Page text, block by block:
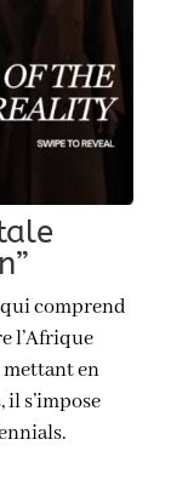
qui comprend
l’Afrique
mettant en
s’impose